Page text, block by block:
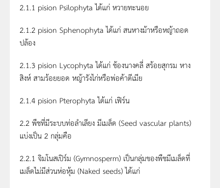
2.1.1 pision Psilophyta ได้แก่ หวายทะนอย
2.1.2 pision Sphenophyta ได้แก่ สนหางม้าหรือหญ้าถอด
ปล้อง
2.1.3 pision Lycophyta ได้แก่ ช้องนางคลี่ สร้อยสุกรม หาง
สิงห์ สามร้อยยอด หญ้ารังไก่หรือพ่อค้าตีเมีย
2.1.4 pision Pterophyta ได้แก่ เฟิร์น
2.2 พืชที่มีระบบท่อลำเลียง มีเมล็ด (Seed vascular plants)
แบ่งเป็น 2 กลุ่มคือ
2.2.1 จิมโนสเปิร์ม (Gymnosperm) เป็นกลุ่มของพืชมีเมล็ดที่
เมล็ดไม่มีส่วนห่อหุ้ม (Naked seeds) ได้แก่